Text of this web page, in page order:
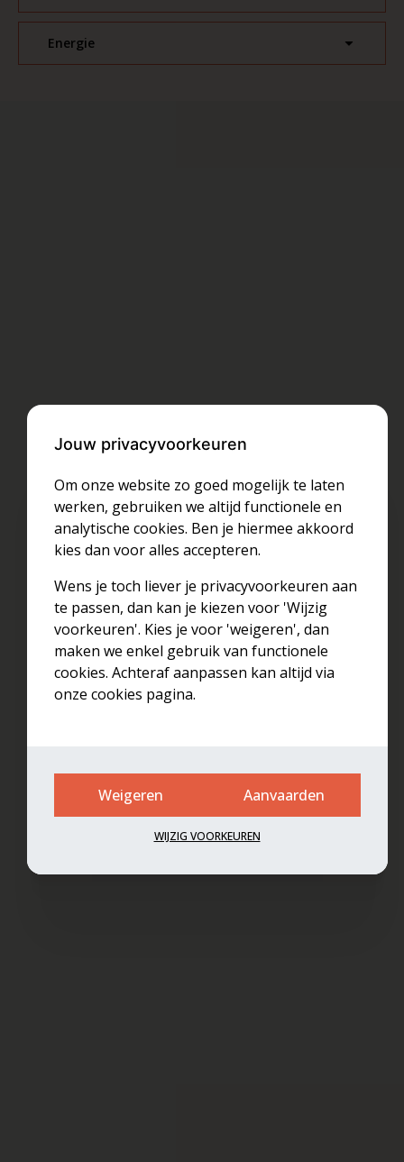
Energie
Jouw privacyvoorkeuren
Om onze website zo goed mogelijk te laten
werken, gebruiken we altijd functionele en
analytische cookies. Ben je hiermee akkoord
kies dan voor alles accepteren.
Wens je toch liever je privacyvoorkeuren aan
te passen, dan kan je kiezen voor 'Wijzig
voorkeuren'. Kies je voor 'weigeren', dan
maken we enkel gebruik van functionele
cookies. Achteraf aanpassen kan altijd via
onze cookies pagina.
Weigeren Aanvaarden
WIJZIG VOORKEUREN